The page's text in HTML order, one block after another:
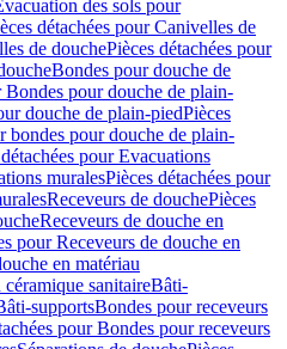
des sols pour
détachées pour Canivelles de
de douchePièces détachées pour
Bondes pour douche de
Bondes pour douche de plain-
douche de plain-piedPièces
bondes pour douche de plain-
pour Evacuations
muralesPièces détachées pour
Receveurs de douchePièces
Receveurs de douche en
pour Receveurs de douche en
en matériau
sanitaireBâti-
supportsBondes pour receveurs
pour Bondes pour receveurs